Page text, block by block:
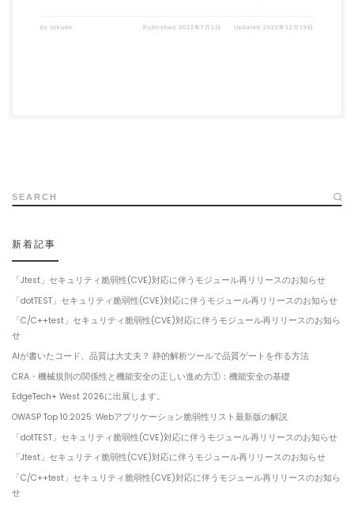
by tokudo Published2022年7月1日 Updated2022年12月19日
SEARCH
新着記事
「Jtest」セキュリティ脆弱性(CVE)対応に伴うモジュール再リリースのお知らせ
「dotTEST」セキュリティ脆弱性(CVE)対応に伴うモジュール再リリースのお知らせ
「C/C++test」セキュリティ脆弱性(CVE)対応に伴うモジュール再リリースのお知ら
せ
AIが書いたコード、品質は大丈夫？ 静的解析ツールで品質ゲートを作る方法
CRA・機械規則の関係性と機能安全の正しい進め方①：機能安全の基礎
EdgeTech+ West 2026に出展します。
OWASP Top 10:2025: Webアプリケーション脆弱性リスト最新版の解説
「dotTEST」セキュリティ脆弱性(CVE)対応に伴うモジュール再リリースのお知らせ
「Jtest」セキュリティ脆弱性(CVE)対応に伴うモジュール再リリースのお知らせ
「C/C++test」セキュリティ脆弱性(CVE)対応に伴うモジュール再リリースのお知ら
せ